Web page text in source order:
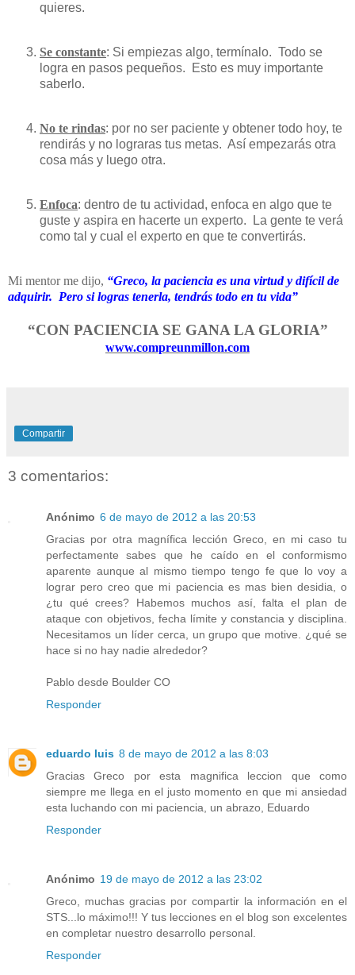
quieres.
Se constante: Si empiezas algo, termínalo. Todo se
logra en pasos pequeños. Esto es muy importante
saberlo.
No te rindas: por no ser paciente y obtener todo hoy, te
rendirás y no lograras tus metas. Así empezarás otra
cosa más y luego otra.
Enfoca: dentro de tu actividad, enfoca en algo que te
guste y aspira en hacerte un experto. La gente te verá
como tal y cual el experto en que te convertirás.
Mi mentor me dijo, “Greco, la paciencia es una virtud y difícil de
adquirir. Pero si logras tenerla, tendrás todo en tu vida”
“CON PACIENCIA SE GANA LA GLORIA”
www.compreunmillon.com
Compartir
3 comentarios:
Anónimo 6 de mayo de 2012 a las 20:53
Gracias por otra magnífica lección Greco, en mi caso tu
perfectamente sabes que he caído en el conformismo
aparente aunque al mismo tiempo tengo fe que lo voy a
lograr pero creo que mi paciencia es mas bien desidia, o
¿tu qué crees? Habemos muchos así, falta el plan de
ataque con objetivos, fecha límite y constancia y disciplina.
Necesitamos un líder cerca, un grupo que motive. ¿qué se
hace si no hay nadie alrededor?
Pablo desde Boulder CO
Responder
eduardo luis 8 de mayo de 2012 a las 8:03
Gracias Greco por esta magnifica leccion que como
siempre me llega en el justo momento en que mi ansiedad
esta luchando con mi paciencia, un abrazo, Eduardo
Responder
Anónimo 19 de mayo de 2012 a las 23:02
Greco, muchas gracias por compartir la información en el
STS...lo máximo!!! Y tus lecciones en el blog son excelentes
en completar nuestro desarrollo personal.
Responder